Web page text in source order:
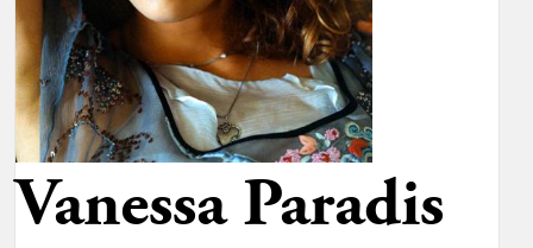
Vanessa Paradis